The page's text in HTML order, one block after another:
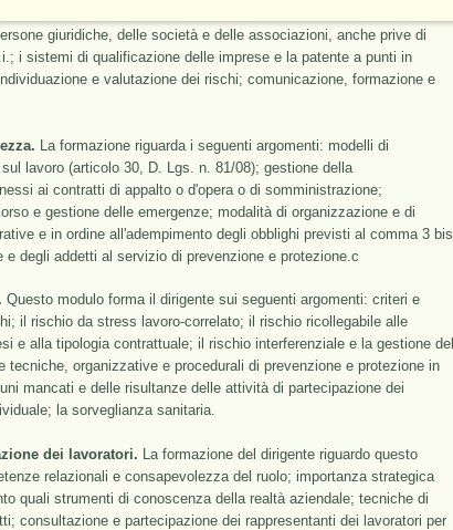
delega di funzioni; la responsabilità civile e penale e la tutela
giuridiche, delle società e delle associazioni, anche prive di
i sistemi di qualificazione delle imprese e la patente a punti in
e valutazione dei rischi; comunicazione, formazione e
La formazione riguarda i seguenti argomenti: modelli di
lavoro (articolo 30, D. Lgs. n. 81/08); gestione della
ai contratti di appalto o d'opera o di somministrazione;
e gestione delle emergenze; modalità di organizzazione e di
e in ordine all'adempimento degli obblighi previsti al comma 3 bis
degli addetti al servizio di prevenzione e protezione.c
Questo modulo forma il dirigente sui seguenti argomenti: criteri e
il rischio da stress lavoro-correlato; il rischio ricollegabile alle
e alla tipologia contrattuale; il rischio interferenziale e la gestione del
organizzative e procedurali di prevenzione e protezione in
mancati e delle risultanze delle attività di partecipazione dei
la sorveglianza sanitaria.
dei lavoratori. La formazione del dirigente riguardo questo
relazionali e consapevolezza del ruolo; importanza strategica
quali strumenti di conoscenza della realtà aziendale; tecniche di
consultazione e partecipazione dei rappresentanti dei lavoratori per